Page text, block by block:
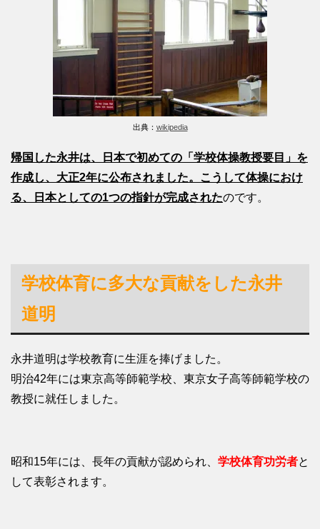
出典： wikipedia
帰国した永井は、日本で初めての「学校体操教授要目」を
作成し、大正2年に公布されました。こうして体操におけ
る、日本としての1つの指針が完成されたのです。
学校体育に多大な貢献をした永井
道明
永井道明は学校教育に生涯を捧げました。
明治42年には東京高等師範学校、東京女子高等師範学校の
教授に就任しました。
昭和15年には、長年の貢献が認められ、 学校体育功労者と
して表彰されます。